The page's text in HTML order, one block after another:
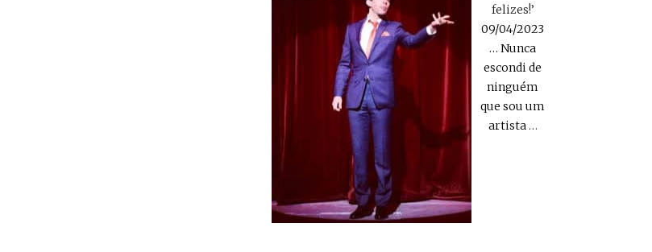
felizes!’
09/04/2023
… Nunca
escondi de
ninguém
que sou um
artista…